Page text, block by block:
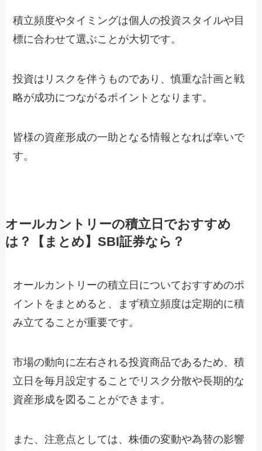
積立頻度やタイミングは個人の投資スタイルや目
標に合わせて選ぶことが大切です。
投資はリスクを伴うものであり、慎重な計画と戦
略が成功につながるポイントとなります。
皆様の資産形成の一助となる情報となれば幸いで
す。
オールカントリーの積立日でおすすめ
は？【まとめ】SBI証券なら？
オールカントリーの積立日についておすすめのポ
イントをまとめると、まず積立頻度は定期的に積
み立てることが重要です。
市場の動向に左右される投資商品であるため、積
立日を毎月設定することでリスク分散や長期的な
資産形成を図ることができます。
また、注意点としては、株価の変動や為替の影響